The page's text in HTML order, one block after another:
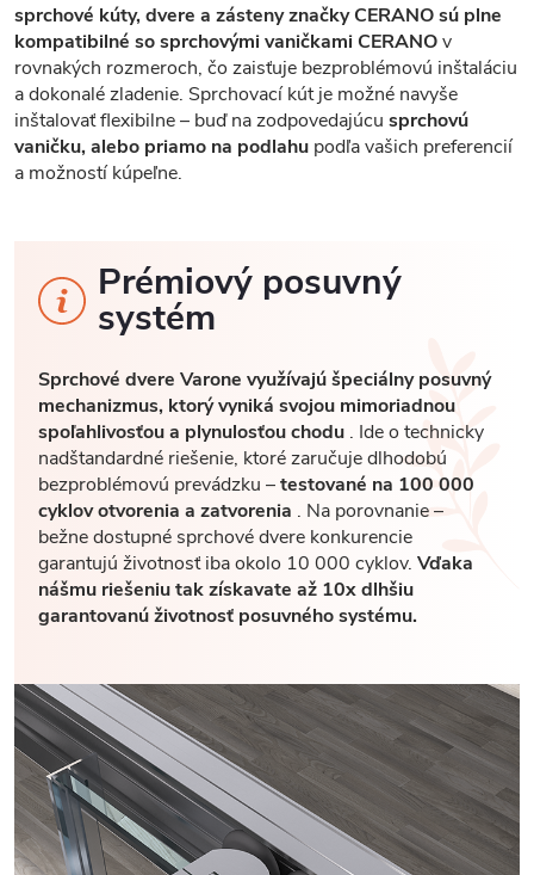
sprchové kúty, dvere a zásteny značky CERANO sú plne
kompatibilné so sprchovými vaničkami CERANOv
rovnakých rozmeroch, čo zaisťuje bezproblémovú inštaláciu
a dokonalé zladenie. Sprchovací kút je možné navyše
inštalovať flexibilne – buď na zodpovedajúcu sprchovú
vaničku, alebo priamo na podlahu podľa vašich preferencií
a možností kúpeľne.
Prémiový posuvný
systém
Sprchové dvere Varone využívajú špeciálny posuvný
mechanizmus, ktorý vyniká svojou mimoriadnou
spoľahlivosťou a plynulosťou chodu . Ide o technicky
nadštandardné riešenie, ktoré zaručuje dlhodobú
bezproblémovú prevádzku –testované na 100 000
cyklov otvorenia a zatvorenia . Na porovnanie –
bežne dostupné sprchové dvere konkurencie
garantujú životnosť iba okolo 10 000 cyklov. Vďaka
nášmu riešeniu tak získavate až 10x dlhšiu
garantovanú životnosť posuvného systému.